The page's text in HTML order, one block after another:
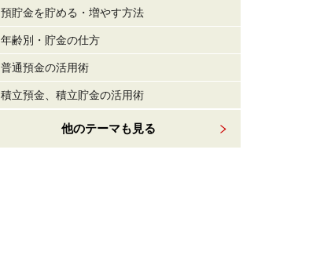
預貯金を貯める・増やす方法
年齢別・貯金の仕方
普通預金の活用術
積立預金、積立貯金の活用術
他のテーマも見る